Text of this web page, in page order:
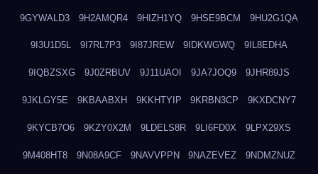
9GYWALD3 9H2AMQR4 9HIZH1YQ 9HSE9BCM 9HU2G1QA
9I3U1D5L 9I7RL7P3 9I87JREW 9IDKWGWQ 9IL8EDHA
9IQBZSXG 9J0ZRBUV 9J11UAOI 9JA7JOQ9 9JHR89JS
9JKLGY5E 9KBAABXH 9KKHTYIP 9KRBN3CP 9KXDCNY7
9KYCB7O6 9KZY0X2M 9LDELS8R 9LI6FD0X 9LPX29XS
9M408HT8 9N08A9CF 9NAVVPPN 9NAZEVEZ 9NDMZNUZ